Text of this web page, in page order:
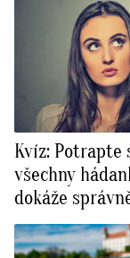
Kvíz: Potrapte
všechny
dokáže